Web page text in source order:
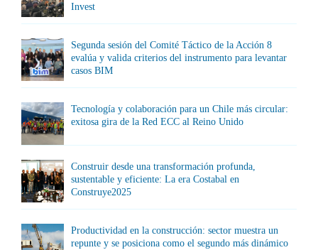
Invest
Segunda sesión del Comité Táctico de la Acción 8
evalúa y valida criterios del instrumento para levantar
casos BIM
Tecnología y colaboración para un Chile más circular:
exitosa gira de la Red ECC al Reino Unido
Construir desde una transformación profunda,
sustentable y eficiente: La era Costabal en
Construye2025
Productividad en la construcción: sector muestra un
repunte y se posiciona como el segundo más dinámico